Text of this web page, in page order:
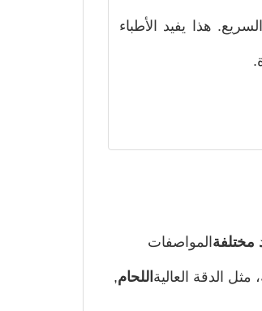
هذا يفيد الأطباء
مختلفة المواصفات
الدقة العالية اللحام,